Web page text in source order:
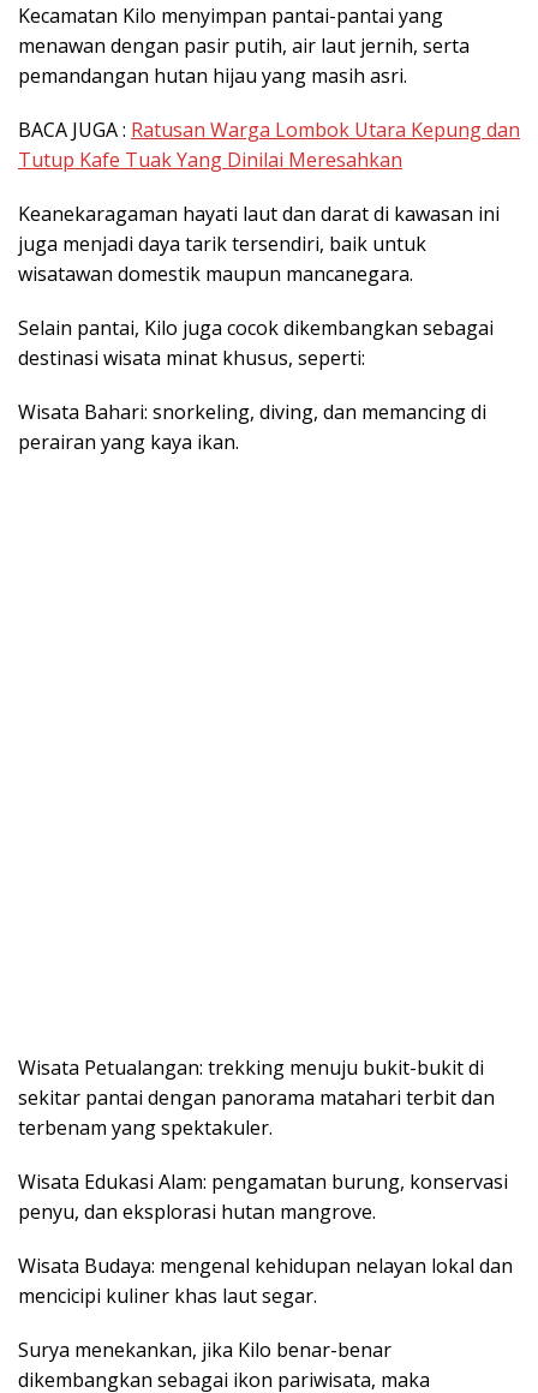
Kecamatan Kilo menyimpan pantai-pantai yang
menawan dengan pasir putih, air laut jernih, serta
pemandangan hutan hijau yang masih asri.
BACA JUGA : Ratusan Warga Lombok Utara Kepung dan
Tutup Kafe Tuak Yang Dinilai Meresahkan
Keanekaragaman hayati laut dan darat di kawasan ini
juga menjadi daya tarik tersendiri, baik untuk
wisatawan domestik maupun mancanegara.
Selain pantai, Kilo juga cocok dikembangkan sebagai
destinasi wisata minat khusus, seperti:
Wisata Bahari: snorkeling, diving, dan memancing di
perairan yang kaya ikan.
Wisata Petualangan: trekking menuju bukit-bukit di
sekitar pantai dengan panorama matahari terbit dan
terbenam yang spektakuler.
Wisata Edukasi Alam: pengamatan burung, konservasi
penyu, dan eksplorasi hutan mangrove.
Wisata Budaya: mengenal kehidupan nelayan lokal dan
mencicipi kuliner khas laut segar.
Surya menekankan, jika Kilo benar-benar
dikembangkan sebagai ikon pariwisata, maka